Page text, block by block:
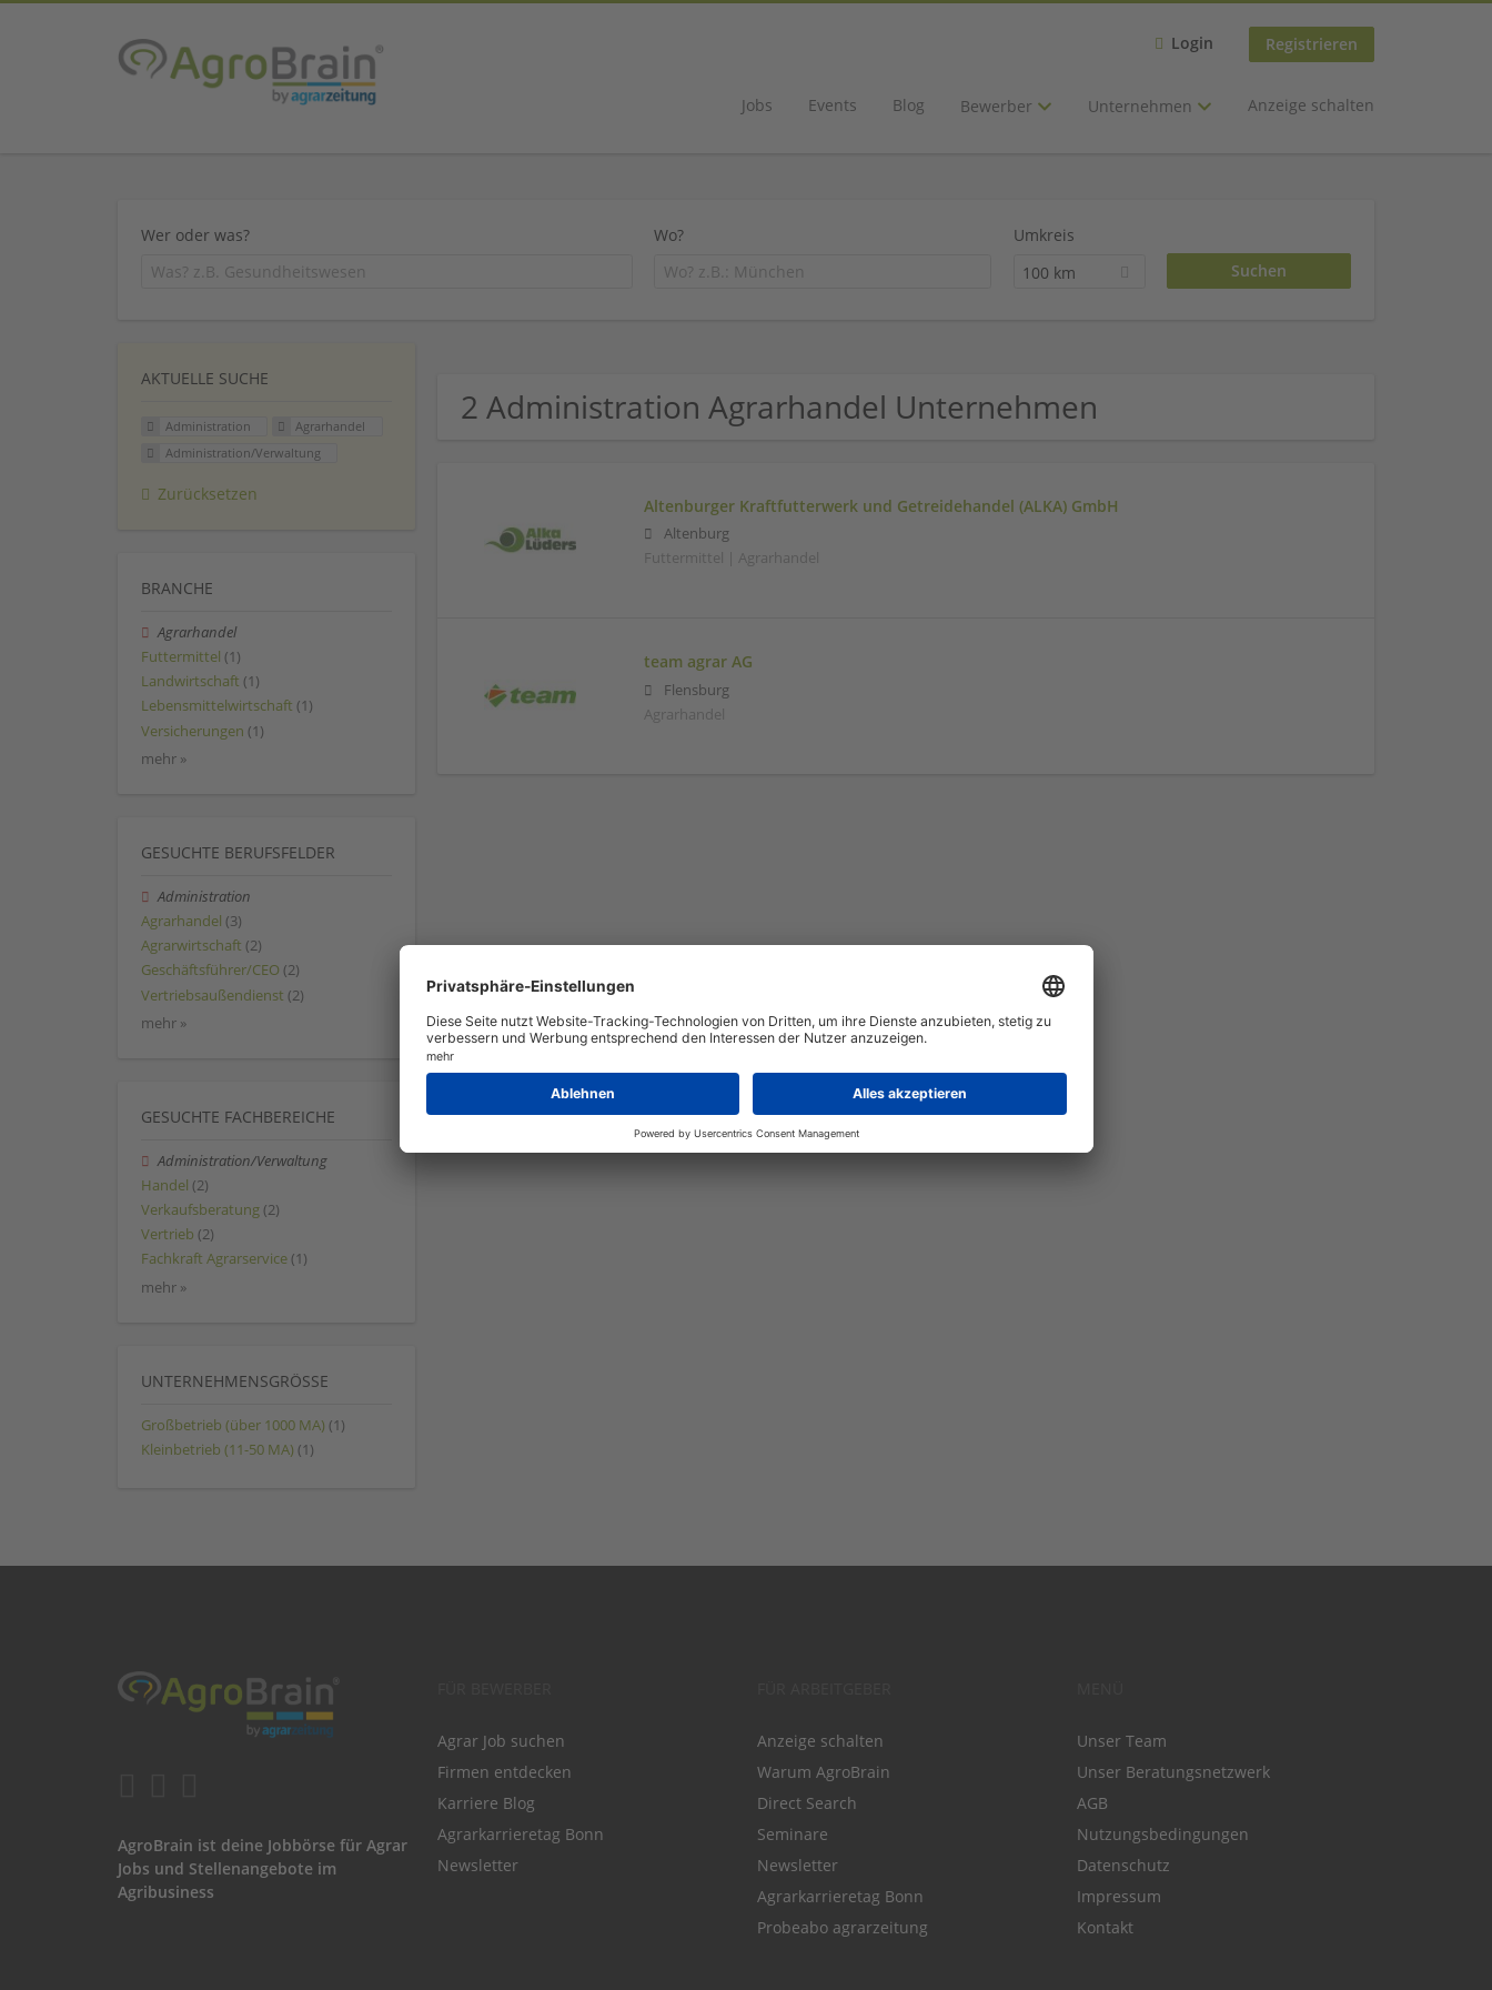
Login Registrieren
Jobs Events Blog Bewerber Unternehmen Anzeige schalten
Wer oder was? Wo?
Umkreis
100 km
2 Administration Agrarhandel Unternehmen
Altenburger Kraftfutterwerk und Getreidehandel (ALKA) GmbH
Altenburg
Futtermittel | Agrarhandel
team agrar AG
Flensburg
Agrarhandel
AKTUELLE SUCHE
Administration
Agrarhandel
Administration/Verwaltung
Zurücksetzen
BRANCHE
Agrarhandel
Futtermittel (1)
Landwirtschaft (1)
Lebensmittelwirtschaft (1)
Versicherungen (1)
mehr »
GESUCHTE BERUFSFELDER
Administration
Agrarhandel (3)
Agrarwirtschaft (2)
Geschäftsführer/CEO (2)
Vertriebsaußendienst (2)
mehr »
GESUCHTE FACHBEREICHE
Administration/Verwaltung
Handel (2)
Verkaufsberatung (2)
Vertrieb (2)
Fachkraft Agrarservice (1)
mehr »
UNTERNEHMENSGRÖSSE
Großbetrieb (über 1000 MA) (1)
Kleinbetrieb (11-50 MA) (1)
AgroBrain ist deine Jobbörse für Agrar
Jobs und Stellenangebote im
Agribusiness
Agrar Job suchen
Firmen entdecken
Karriere Blog
Agrarkarrieretag Bonn
Newsletter
Anzeige schalten
Warum AgroBrain
Direct Search
Seminare
Newsletter
Agrarkarrieretag Bonn
Probeabo agrarzeitung
Unser Team
Unser Beratungsnetzwerk
AGB
Nutzungsbedingungen
Datenschutz
Impressum
Kontakt